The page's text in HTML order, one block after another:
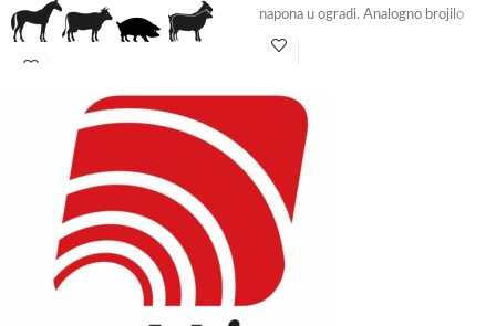
NOVO!
Električni
pastiri
Horizont sada
su dostupni i
sa obnovljenim
napona u ogradi. Analogno brojilo
ima